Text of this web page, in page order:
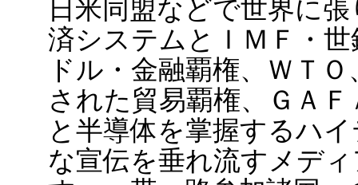
日米同盟などで世界に
済システムとＩＭＦ・
ドル・金融覇権、ＷＴ
された貿易覇権、ＧＡ
と半導体を掌握するハ
な宣伝を垂れ流すメデ